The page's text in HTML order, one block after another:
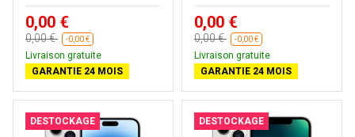
0,00 €
0,00 € -0,00 €
Livraison gratuite
GARANTIE 24 MOIS
0,00 €
0,00 € -0,00 €
Livraison gratuite
GARANTIE 24 MOIS
DESTOCKAGE DESTOCKAGE